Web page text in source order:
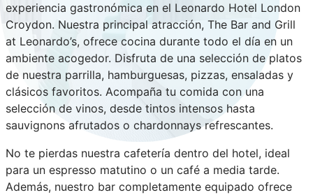
experiencia gastronómica en el Leonardo Hotel London
Croydon. Nuestra principal atracción, The Bar and Grill
at Leonardo’s, ofrece cocina durante todo el día en un
ambiente acogedor. Disfruta de una selección de platos
de nuestra parrilla, hamburguesas, pizzas, ensaladas y
clásicos favoritos. Acompaña tu comida con una
selección de vinos, desde tintos intensos hasta
sauvignons afrutados o chardonnays refrescantes.
No te pierdas nuestra cafetería dentro del hotel, ideal
para un espresso matutino o un café a media tarde.
Además, nuestro bar completamente equipado ofrece